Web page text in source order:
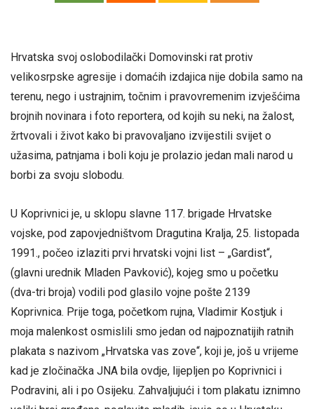
Hrvatska svoj oslobodilački Domovinski rat protiv
velikosrpske agresije i domaćih izdajica nije dobila samo na
terenu, nego i ustrajnim, točnim i pravovremenim izvješćima
brojnih novinara i foto reportera, od kojih su neki, na žalost,
žrtvovali i život kako bi pravovaljano izvijestili svijet o
užasima, patnjama i boli koju je prolazio jedan mali narod u
borbi za svoju slobodu.
U Koprivnici je, u sklopu slavne 117. brigade Hrvatske
vojske, pod zapovjedništvom Dragutina Kralja, 25. listopada
1991., počeo izlaziti prvi hrvatski vojni list – „Gardist“,
(glavni urednik Mladen Pavković), kojeg smo u početku
(dva-tri broja) vodili pod glasilo vojne pošte 2139
Koprivnica. Prije toga, početkom rujna, Vladimir Kostjuk i
moja malenkost osmislili smo jedan od najpoznatijih ratnih
plakata s nazivom „Hrvatska vas zove“, koji je, još u vrijeme
kad je zločinačka JNA bila ovdje, lijepljen po Koprivnici i
Podravini, ali i po Osijeku. Zahvaljujući i tom plakatu iznimno